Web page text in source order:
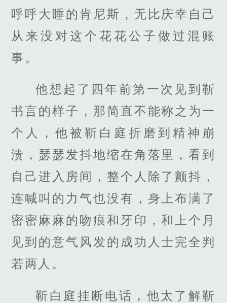
呼呼大睡的肯尼斯，无比庆幸自己
从来没对这个花花公子做过混账
事。
他想起了四年前第一次见到靳
书言的样子，那简直不能称之为一
个人，他被靳白庭折磨到精神崩
溃，瑟瑟发抖地缩在角落里，看到
自己进入房间，整个人除了颤抖，
连喊叫的力气也没有，身上布满了
密密麻麻的吻痕和牙印，和上个月
见到的意气风发的成功人士完全判
若两人。
靳白庭挂断电话，他太了解靳